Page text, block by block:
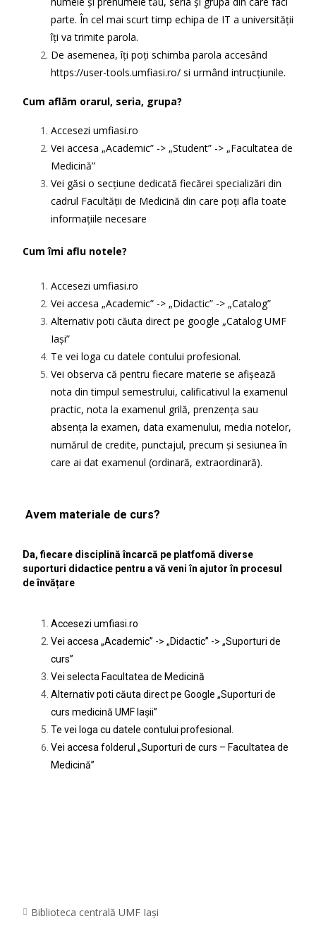
parte. În cel mai scurt timp echipa de IT a universității
îți va trimite parola.
De asemenea, îți poți schimba parola accesând
https://user-tools.umfiasi.ro/ si urmând intrucțiunile.
Cum aflăm orarul, seria, grupa?
Accesezi umfiasi.ro
Vei accesa „Academic” -> „Student” -> „Facultatea de
Medicină”
Vei găsi o secțiune dedicată fiecărei specializări din
cadrul Facultății de Medicină din care poți afla toate
informațiile necesare
Cum îmi aflu notele?
Accesezi umfiasi.ro
Vei accesa „Academic” -> „Didactic” -> „Catalog”
Alternativ poti căuta direct pe google „Catalog UMF
Iași”
Te vei loga cu datele contului profesional.
Vei observa că pentru fiecare materie se afișează
nota din timpul semestrului, calificativul la examenul
practic, nota la examenul grilă, prenzența sau
absența la examen, data examenului, media notelor,
numărul de credite, punctajul, precum și sesiunea în
care ai dat examenul (ordinară, extraordinară).
Avem materiale de curs?
Da, fiecare disciplină încarcă pe platfomă diverse
suporturi didactice pentru a vă veni în ajutor în procesul
de învățare
Accesezi umfiasi.ro
Vei accesa „Academic” -> „Didactic” -> „Suporturi de
curs”
Vei selecta Facultatea de Medicină
Alternativ poti căuta direct pe Google „Suporturi de
curs medicină UMF Iașii”
Te vei loga cu datele contului profesional.
Vei accesa folderul „Suporturi de curs – Facultatea de
Medicină”
Biblioteca centrală UMF Iași